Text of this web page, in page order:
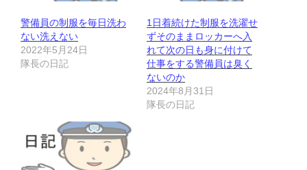
警備員の制服を毎日洗わ
ない洗えない
2022年5月24日
隊長の日記
1日着続けた制服を洗濯せ
ずそのままロッカーへ入
れて次の日も身に付けて
仕事をする警備員は臭く
ないのか
2024年8月31日
隊長の日記